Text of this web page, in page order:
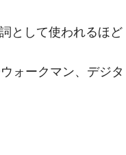
として使われるほど
ォークマン、デジタ